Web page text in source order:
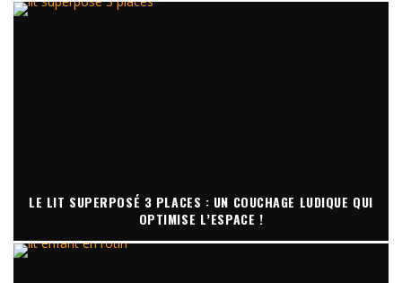
LE LIT SUPERPOSÉ 3 PLACES : UN COUCHAGE LUDIQUE QUI
OPTIMISE L’ESPACE !